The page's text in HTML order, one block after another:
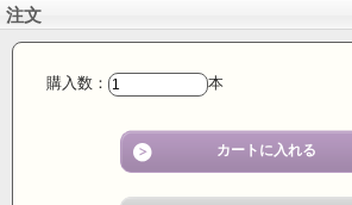
注文
購入数： 本